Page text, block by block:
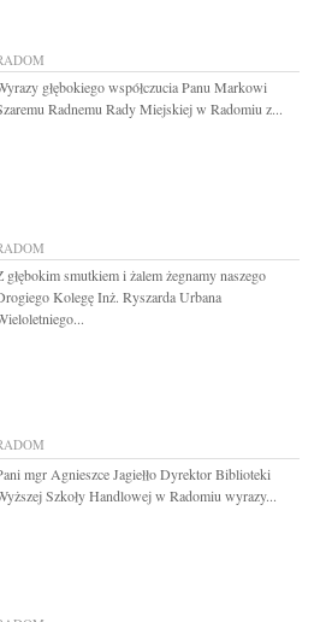
głębokiego współczucia Panu Markowi
Radnemu Rady Miejskiej w Radomiu z...
głębokim smutkiem i żalem żegnamy naszego
Kolegę Inż. Ryszarda Urbana
mgr Agnieszce Jagiełło Dyrektor Biblioteki
Szkoły Handlowej w Radomiu wyrazy...